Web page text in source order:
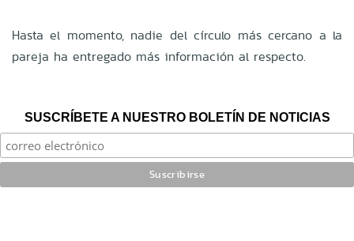
Hasta el momento, nadie del círculo más cercano a la
pareja ha entregado más información al respecto.
SUSCRÍBETE A NUESTRO BOLETÍN DE NOTICIAS